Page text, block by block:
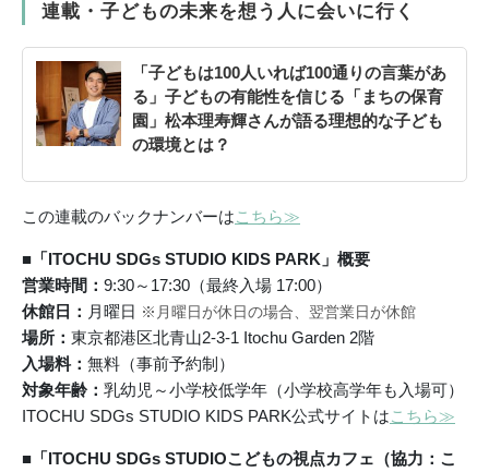
連載・子どもの未来を想う人に会いに行く
「子どもは100人いれば100通りの言葉があ
る」子どもの有能性を信じる「まちの保育
園」松本理寿輝さんが語る理想的な子ども
の環境とは？
この連載のバックナンバーはこちら≫
■「ITOCHU SDGs STUDIO KIDS PARK」概要
営業時間： 9:30～17:30（最終入場 17:00）
休館日： 月曜日 ※月曜日が休日の場合、翌営業日が休館
場所： 東京都港区北青山2-3-1 Itochu Garden 2階
入場料： 無料（事前予約制）
対象年齢： 乳幼児～小学校低学年（小学校高学年も入場可）
ITOCHU SDGs STUDIO KIDS PARK公式サイトはこちら≫
■「ITOCHU SDGs STUDIOこどもの視点カフェ（協力：こ